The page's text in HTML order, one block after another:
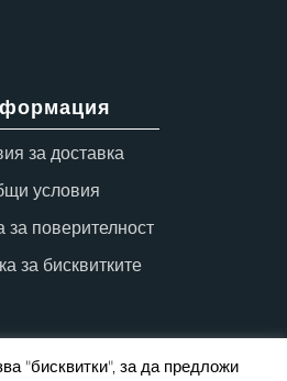
за доставка
условия
за поверителност
за бисквитките
"бисквитки", за да предложи